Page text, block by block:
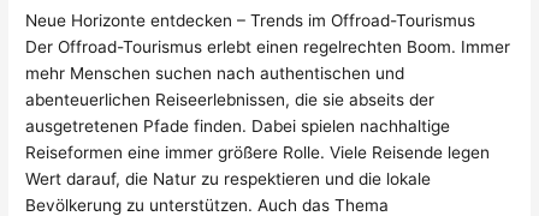
Neue Horizonte entdecken – Trends im Offroad-Tourismus
Der Offroad-Tourismus erlebt einen regelrechten Boom. Immer
mehr Menschen suchen nach authentischen und
abenteuerlichen Reiseerlebnissen, die sie abseits der
ausgetretenen Pfade finden. Dabei spielen nachhaltige
Reiseformen eine immer größere Rolle. Viele Reisende legen
Wert darauf, die Natur zu respektieren und die lokale
Bevölkerung zu unterstützen. Auch das Thema